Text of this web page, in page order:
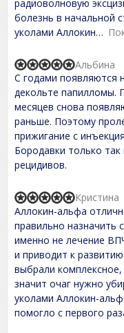
o
u
t
5
радиоволновую
болезнь в начальной
уколами Аллокин
R
a
t
e
d
5
,
0
o
u
o
f
5
С годами появляются
декольте папилломы.
месяцев снова
раньше. Поэтому
прижигание с
Бородавки только
рецидивов.
Альбина
R
a
t
d
5
,
0
o
u
t
Аллокин-альфа
правильно назначить
именно не лечение
и приводит к
выбрали
значит очаг нужно
уколами Аллокин-
помогло с первого
Кристина